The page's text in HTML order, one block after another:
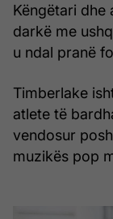
Këngëtari dhe
darkë me
u ndal pranë
Timberlake
atlete të
vendosur
muzikës pop